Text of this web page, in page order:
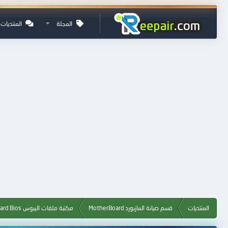
المجلة المنتديات
المنتديات قسم صيانة المازبورد MotherBoard مكتبة ملفات البيوس Motherboard Bios